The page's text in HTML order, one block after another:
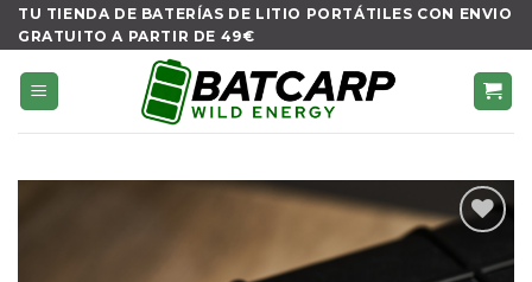
Skip
content
TU TIENDA DE BATERÍAS DE LITIO PORTÁTILES CON ENVIO
GRATUITO A PARTIR DE 49€